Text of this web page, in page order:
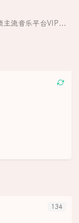
最新教程：使用UnlockMusic解锁主流音乐平台VIP歌曲的加密保护
134